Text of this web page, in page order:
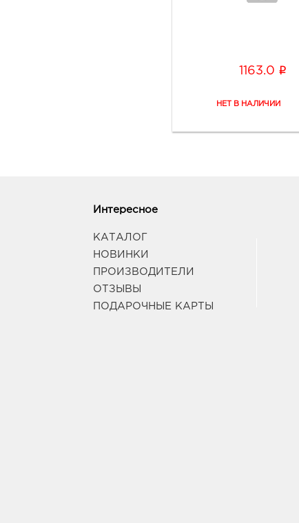
1163.0 i
Интересное
КАТАЛОГ
НОВИНКИ
ПРОИЗВОДИТЕЛИ
ОТЗЫВЫ
ПОДАРОЧНЫЕ КАРТЫ